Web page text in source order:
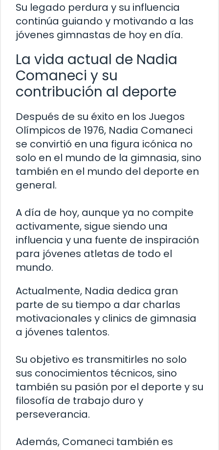
Su legado perdura y su influencia
continúa guiando y motivando a las
jóvenes gimnastas de hoy en día.
La vida actual de Nadia
Comaneci y su
contribución al deporte
Después de su éxito en los Juegos
Olímpicos de 1976, Nadia Comaneci
se convirtió en una figura icónica no
solo en el mundo de la gimnasia, sino
también en el mundo del deporte en
general.
A día de hoy, aunque ya no compite
activamente, sigue siendo una
influencia y una fuente de inspiración
para jóvenes atletas de todo el
mundo.
Actualmente, Nadia dedica gran
parte de su tiempo a dar charlas
motivacionales y clinics de gimnasia
a jóvenes talentos.
Su objetivo es transmitirles no solo
sus conocimientos técnicos, sino
también su pasión por el deporte y su
filosofía de trabajo duro y
perseverancia.
Además, Comaneci también es